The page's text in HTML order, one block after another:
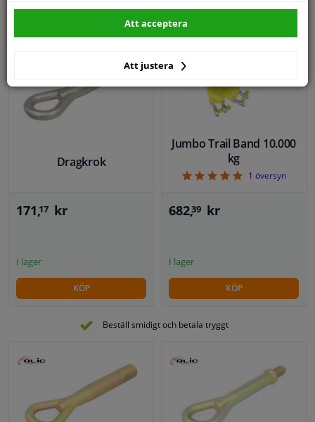
Expert kundservice
Dragkrok
171,17 kr
I lager
KÖP
Jumbo Trail Band 10.000
kg
51 översyn
682,39 kr
I lager
KÖP
Beställ smidigt och betala tryggt
Att justera
Att acceptera